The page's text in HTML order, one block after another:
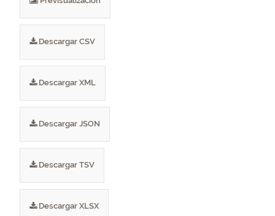
Descargar CSV
Descargar XML
Descargar JSON
Descargar TSV
Descargar XLSX